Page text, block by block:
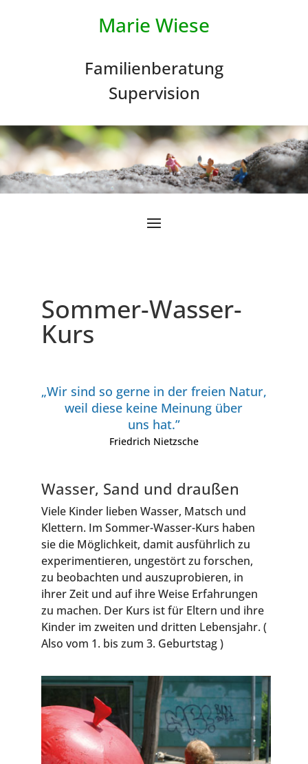
Marie Wiese
Familienberatung
Supervision
Som­­mer-Was­­ser-
Kurs
„Wir sind so ger­ne in der frei­en Natur,
weil die­se kei­ne Mei­nung über
uns hat.”
Fried­rich Nietzsche
Was­ser, Sand und draußen
Vie­le Kin­der lie­ben Was­ser, Matsch und
Klet­tern. Im Som­mer-Was­ser-Kurs haben
sie die Mög­lich­keit, damit aus­führ­lich zu
expe­ri­men­tie­ren, unge­stört zu for­schen,
zu beob­ach­ten und aus­zu­pro­bie­ren, in
ihrer Zeit und auf ihre Wei­se Erfah­run­gen
zu machen. Der Kurs ist für Eltern und ihre
Kin­der im zwei­ten und drit­ten Lebens­jahr. (
Also vom 1. bis zum 3. Geburtstag )